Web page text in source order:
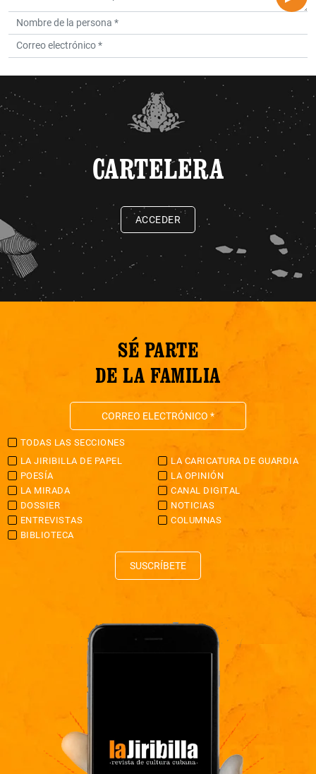
CARTELERA
ACCEDER
SÉ PARTE
DE LA FAMILIA
TODAS LAS SECCIONES
LA JIRIBILLA DE PAPEL
LA CARICATURA DE GUARDIA
POESÍA
LA OPINIÓN
LA MIRADA
CANAL DIGITAL
DOSSIER
NOTICIAS
ENTREVISTAS
COLUMNAS
BIBLIOTECA
SUSCRÍBETE